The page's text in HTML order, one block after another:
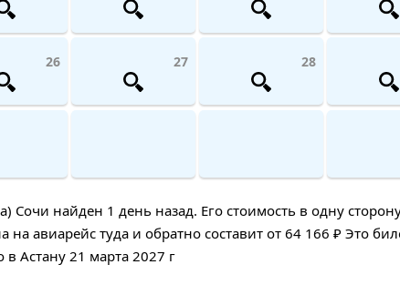
26 27 28
найден 1 день назад. Его стоимость в одну
авиарейс туда и обратно составит от 64 166 ₽ Это
Астану 21 марта 2027 г